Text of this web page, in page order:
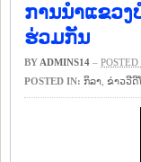
ການນຳແຂວງ
ຮ່ວມກັນ
BY ADMINS14 –
POSTED IN: ​ກິ​ລາ ຂ່າວ​ວີ​ດີ​